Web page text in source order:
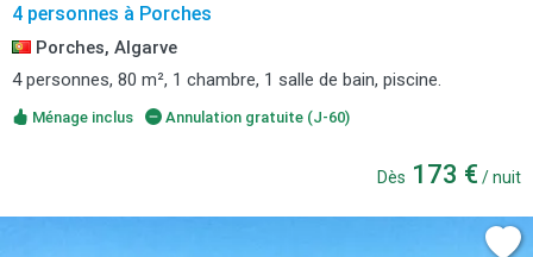
4 personnes à Porches
Porches, Algarve
4 personnes, 80 m², 1 chambre, 1 salle de bain, piscine.
Ménage inclus Annulation gratuite (J-60)
Dès 173 € / nuit